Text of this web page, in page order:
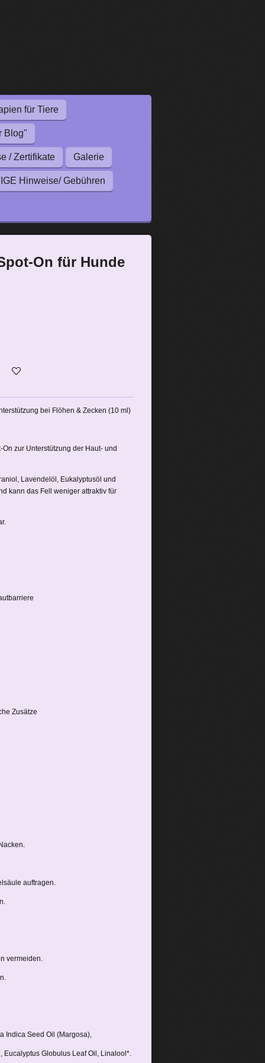
für Tiere
Blog"
/ Zertifikate Galerie
Hinweise/ Gebühren
On für Hunde
bei Flöhen & Zecken (10 ml)
zur Unterstützung der Haut- und
Lavendelöl, Eukalyptusöl und
kann das Fell weniger attraktiv für
Zusätze
auftragen.
vermeiden.
Indica Seed Oil (Margosa),
Globulus Leaf Oil, Linalool*.